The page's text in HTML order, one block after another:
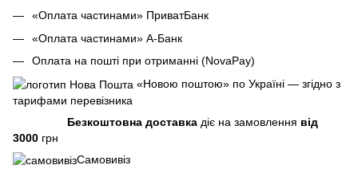
«Оплата частинами» ПриватБанк
«Оплата частинами» А-Банк
Оплата на пошті при отриманні (NovaPay)
«Новою поштою» по Україні — згідно з
тарифами перевізника
Безкоштовна доставка діє на замовлення від
3000 грн
Самовивіз